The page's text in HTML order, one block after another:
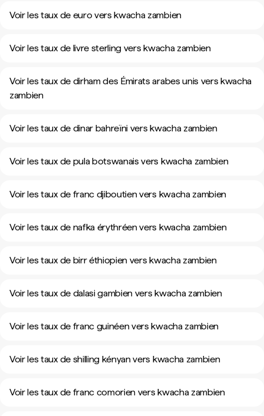
Voir les taux de euro vers kwacha zambien
Voir les taux de livre sterling vers kwacha zambien
Voir les taux de dirham des Émirats arabes unis vers kwacha
zambien
Voir les taux de dinar bahreïni vers kwacha zambien
Voir les taux de pula botswanais vers kwacha zambien
Voir les taux de franc djiboutien vers kwacha zambien
Voir les taux de nafka érythréen vers kwacha zambien
Voir les taux de birr éthiopien vers kwacha zambien
Voir les taux de dalasi gambien vers kwacha zambien
Voir les taux de franc guinéen vers kwacha zambien
Voir les taux de shilling kényan vers kwacha zambien
Voir les taux de franc comorien vers kwacha zambien